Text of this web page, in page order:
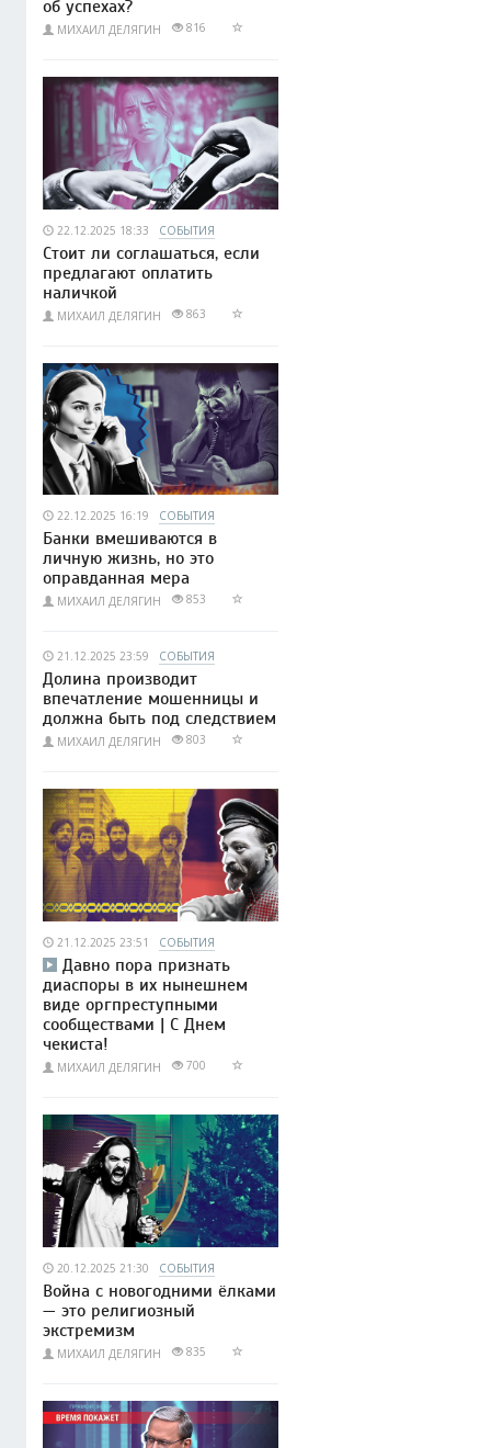
об успехах?
МИХАИЛ ДЕЛЯГИН 816
22.12.2025 18:33 СОБЫТИЯ
Стоит ли соглашаться, если
предлагают оплатить
наличкой
МИХАИЛ ДЕЛЯГИН 863
22.12.2025 16:19 СОБЫТИЯ
Банки вмешиваются в
личную жизнь, но это
оправданная мера
МИХАИЛ ДЕЛЯГИН 853
21.12.2025 23:59 СОБЫТИЯ
Долина производит
впечатление мошенницы и
должна быть под следствием
МИХАИЛ ДЕЛЯГИН 803
21.12.2025 23:51 СОБЫТИЯ
Давно пора признать
диаспоры в их нынешнем
виде оргпреступными
сообществами | С Днем
чекиста!
МИХАИЛ ДЕЛЯГИН 700
20.12.2025 21:30 СОБЫТИЯ
Война с новогодними ёлками
— это религиозный
экстремизм
МИХАИЛ ДЕЛЯГИН 835